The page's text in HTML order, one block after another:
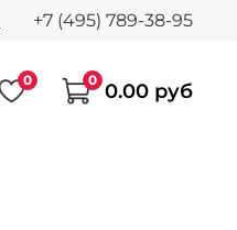
+7 (495) 789-38-95
0 0 0.00 руб